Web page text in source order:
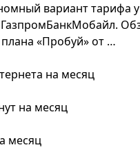
вариант тарифа у
«Пробуй» от …
на месяц
на месяц
месяц